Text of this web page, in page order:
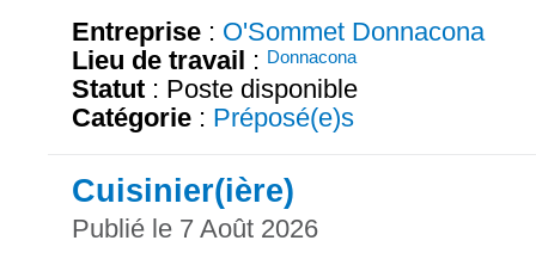
Entreprise : O'Sommet Donnacona
Lieu de travail : Donnacona
Statut : Poste disponible
Catégorie : Préposé(e)s
Cuisinier(ière)
Publié le 7 Août 2026